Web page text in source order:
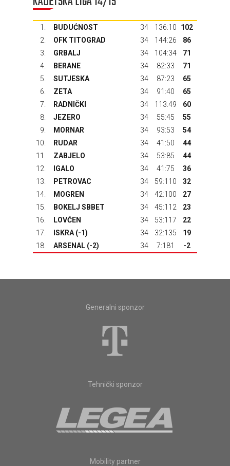
1. BUDUĆNOST 34 136:10
102
2.
OFK TITOGRAD 34 144:26
86
3.
GRBALJ 34 104:34
71
4.
BERANE 34 82:33
71
5.
SUTJESKA 34 87:23
65
6.
ZETA 34 91:40
65
7.
RADNIČKI 34 113:49
60
8.
JEZERO 34 55:45
55
9.
MORNAR 34 93:53
54
10.
RUDAR 34 41:50
44
11.
ZABJELO 34 53:85
44
12.
IGALO 34 41:75
36
13.
PETROVAC 34 59:110
32
14.
MOGREN 34 42:100
27
15.
BOKELJ SBBET 34 45:112
23
16.
LOVĆEN 34 53:117
22
17.
ISKRA (-1) 34 32:135
19
18.
ARSENAL (-2) 34 7:181 -2
Generalni sponzor
Tehnički sponzor
Mobility partner